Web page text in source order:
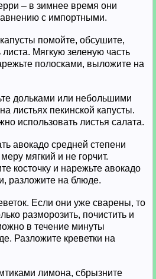
– в зимнее время они
с импортными.
помойте, обсушите,
листа. Мягкую зеленую часть
полосками, выложите на
дольками или небольшими
листьях пекинской капусты.
использовать листья салата.
авокадо средней степени
мягкий и не горчит.
косточку и нарежьте авокадо
разложите на блюде.
Если они уже сварены, то
разморозить, почистить и
в течение минуты
Разложите креветки на
лимона, сбрызните